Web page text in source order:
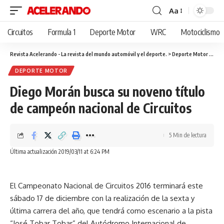
Cambiar
tamaño
fuente
Aa
Circuitos Formula 1 Deporte Motor WRC Motociclismo
Revista Acelerando - La revista del mundo automóvil y el deporte. >Deporte Motor
DEPORTE MOTOR
Diego Morán busca su noveno título
de campeón nacional de Circuitos
Última actualización 2019/03/11 at 6:24 PM
5 Min de lectura
El Campeonato Nacional de Circuitos 2016 terminará este
sábado 17 de diciembre con la realización de la sexta y
última carrera del año, que tendrá como escenario a la pista